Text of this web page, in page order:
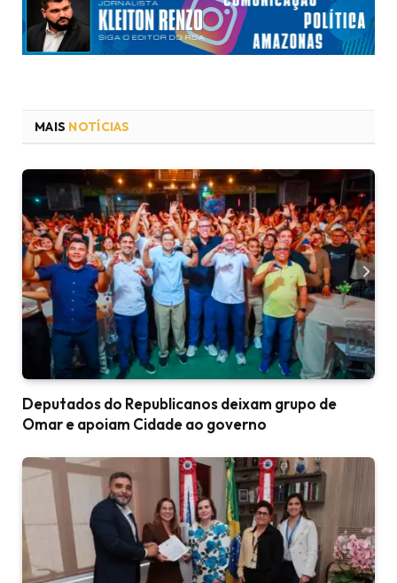
MAIS NOTÍCIAS
Deputados do Republicanos deixam grupo de
Omar e apoiam Cidade ao governo